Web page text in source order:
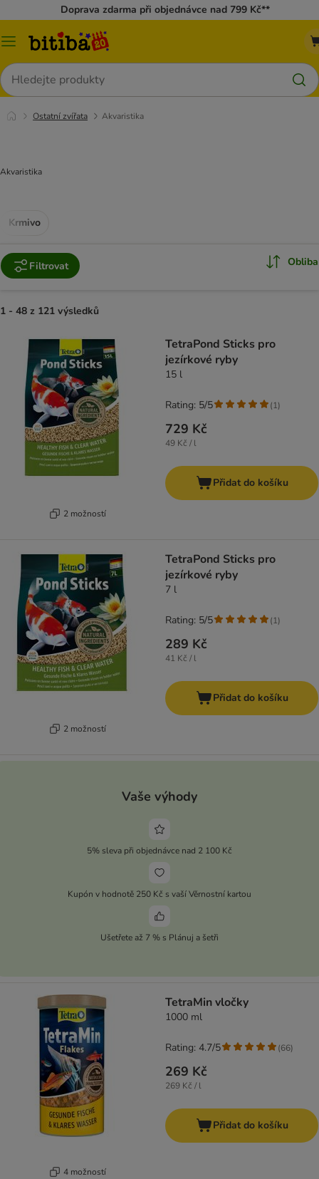
Doprava zdarma při objednávce nad 799 Kč**
Kategorie
Hledat
Ostatní zvířata Akvaristika
Akvaristika
Krmivo
Filtrovat Obliba
1 - 48 z 121 výsledků
2 možností
TetraPond Sticks pro
jezírkové ryby
15 l
729 Kč
49 Kč / l
Rating: 5/5 (1)
Přidat do košíku
2 možností
TetraPond Sticks pro
jezírkové ryby
7 l
289 Kč
41 Kč / l
Rating: 5/5 (1)
Přidat do košíku
Vaše výhody
5% sleva při objednávce nad 2 100 Kč
Kupón v hodnotě 250 Kč s vaší Věrnostní kartou
Ušetřete až 7 % s Plánuj a šetři
4 možností
TetraMin vločky
1000 ml
269 Kč
269 Kč / l
Rating: 4.7/5 (66)
Přidat do košíku